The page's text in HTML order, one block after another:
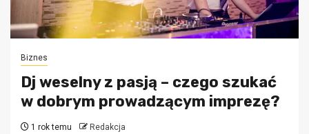
Biznes
Dj weselny z pasją – czego szukać
w dobrym prowadzącym imprezę?
1 rok temu Redakcja